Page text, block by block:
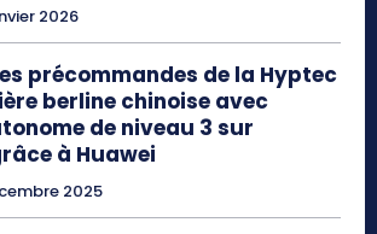
2026
précommandes de la Hyptec
berline chinoise avec
de niveau 3 sur
à Huawei
2025